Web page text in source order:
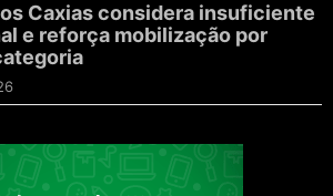
Caxias considera insuficiente
e reforça mobilização por